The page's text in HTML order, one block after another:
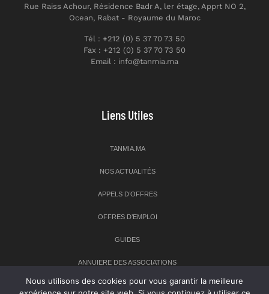
Rue Raiss Achour, Résidence Badr A, ler étage, Apprt NO 2,
Ocean, Rabat - Royaume du Maroc
Tél : +212 (0) 5 37 70 73 50
Fax : +212 (0) 5 37 70 73 50
Email : info@tanmia.ma
Liens Utiles
TANMIA.MA
NOS ACTUALITÉS
APPELS D’OFFRES
OFFRES D’EMPLOI
GUIDES
ANNUIERE DES ASSOCIATIONS
Nous utilisons des cookies pour vous garantir la meilleure